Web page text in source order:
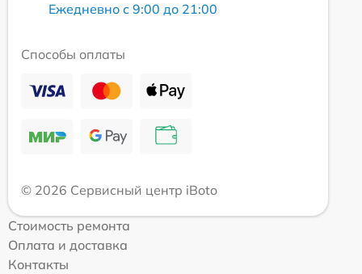
Ежедневно с 9:00 до 21:00
Способы оплаты
© 2026 Сервисный центр iBoto
Стоимость ремонта
Оплата и доставка
Контакты